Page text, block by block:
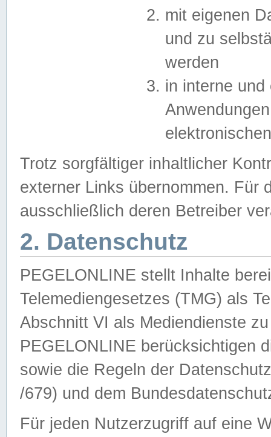
mit eigenen
und zu
werden
in interne
Trotz sorgfältiger inhaltlicher
externer Links übernommen. Für
ausschließlich deren Betreiber
2. Datenschutz
PEGELONLINE stellt Inhalte
Telemediengesetzes (TMG) als
Abschnitt VI als Mediendienste
PEGELONLINE berücksichtigen
sowie die Regeln der
/679) und dem
Für jeden Nutzerzugriff auf eine